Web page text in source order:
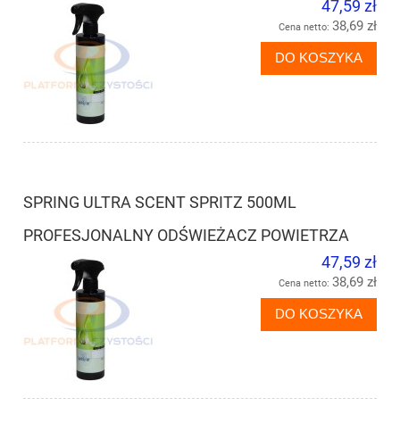
47,59 zł
Cena netto: 38,69 zł
DO KOSZYKA
SPRING ULTRA SCENT SPRITZ 500ML
PROFESJONALNY ODŚWIEŻACZ POWIETRZA
47,59 zł
Cena netto: 38,69 zł
DO KOSZYKA